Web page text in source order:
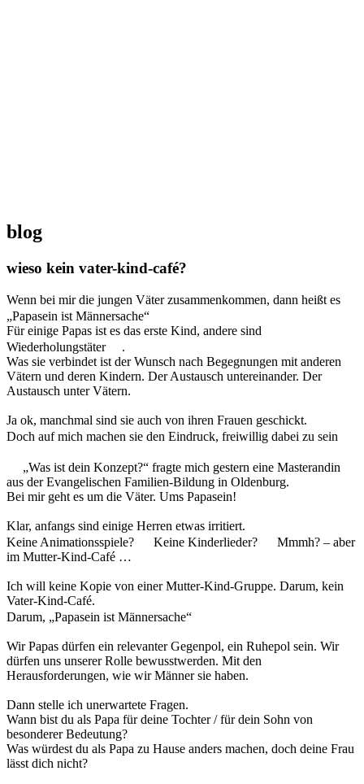
blog
wieso kein vater-kind-café?
Wenn bei mir die jungen Väter zusammenkommen, dann heißt es
„Papasein ist Männersache“
Für einige Papas ist es das erste Kind, andere sind
Wiederholungstäter
.
Was sie verbindet ist der Wunsch nach Begegnungen mit anderen
Vätern und deren Kindern. Der Austausch untereinander. Der
Austausch unter Vätern.
Ja ok, manchmal sind sie auch von ihren Frauen geschickt.
Doch auf mich machen sie den Eindruck, freiwillig dabei zu sein
„Was ist dein Konzept?“ fragte mich gestern eine Masterandin
aus der Evangelischen Familien-Bildung in Oldenburg.
Bei mir geht es um die Väter. Ums Papasein!
Klar, anfangs sind einige Herren etwas irritiert.
Keine Animationsspiele?
Keine Kinderlieder?
Mmmh? – aber
im Mutter-Kind-Café …
Ich will keine Kopie von einer Mutter-Kind-Gruppe. Darum, kein
Vater-Kind-Café.
Darum, „Papasein ist Männersache“
Wir Papas dürfen ein relevanter Gegenpol, ein Ruhepol sein. Wir
dürfen uns unserer Rolle bewusstwerden. Mit den
Herausforderungen, wie wir Männer sie haben.
Dann stelle ich unerwartete Fragen.
Wann bist du als Papa für deine Tochter / für dein Sohn von
besonderer Bedeutung?
Was würdest du als Papa zu Hause anders machen, doch deine Frau
lässt dich nicht?